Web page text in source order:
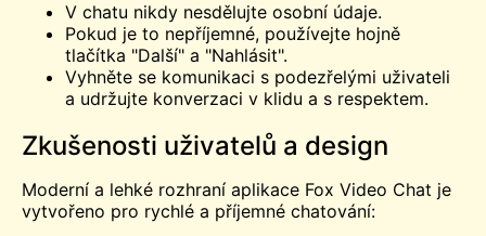
V chatu nikdy nesdělujte osobní údaje.
Pokud je to nepříjemné, používejte hojně
tlačítka "Další" a "Nahlásit".
Vyhněte se komunikaci s podezřelými uživateli
a udržujte konverzaci v klidu a s respektem.
Zkušenosti uživatelů a design
Moderní a lehké rozhraní aplikace Fox Video Chat je
vytvořeno pro rychlé a příjemné chatování: